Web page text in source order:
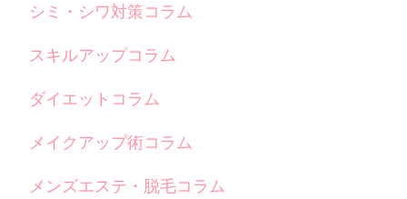
シミ・シワ対策コラム
スキルアップコラム
ダイエットコラム
メイクアップ術コラム
メンズエステ・脱毛コラム